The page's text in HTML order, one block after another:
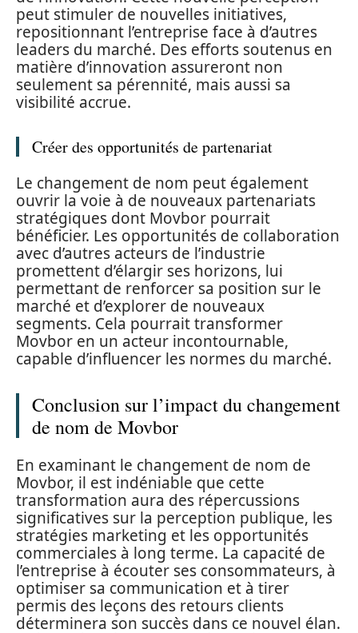
peut stimuler de nouvelles initiatives,
repositionnant l’entreprise face à d’autres
leaders du marché. Des efforts soutenus en
matière d’innovation assureront non
seulement sa pérennité, mais aussi sa
visibilité accrue.
Créer des opportunités de partenariat
Le changement de nom peut également
ouvrir la voie à de nouveaux partenariats
stratégiques dont Movbor pourrait
bénéficier. Les opportunités de collaboration
avec d’autres acteurs de l’industrie
promettent d’élargir ses horizons, lui
permettant de renforcer sa position sur le
marché et d’explorer de nouveaux
segments. Cela pourrait transformer
Movbor en un acteur incontournable,
capable d’influencer les normes du marché.
Conclusion sur l’impact du changement
de nom de Movbor
En examinant le changement de nom de
Movbor, il est indéniable que cette
transformation aura des répercussions
significatives sur la perception publique, les
stratégies marketing et les opportunités
commerciales à long terme. La capacité de
l’entreprise à écouter ses consommateurs, à
optimiser sa communication et à tirer
permis des leçons des retours clients
déterminera son succès dans ce nouvel élan.